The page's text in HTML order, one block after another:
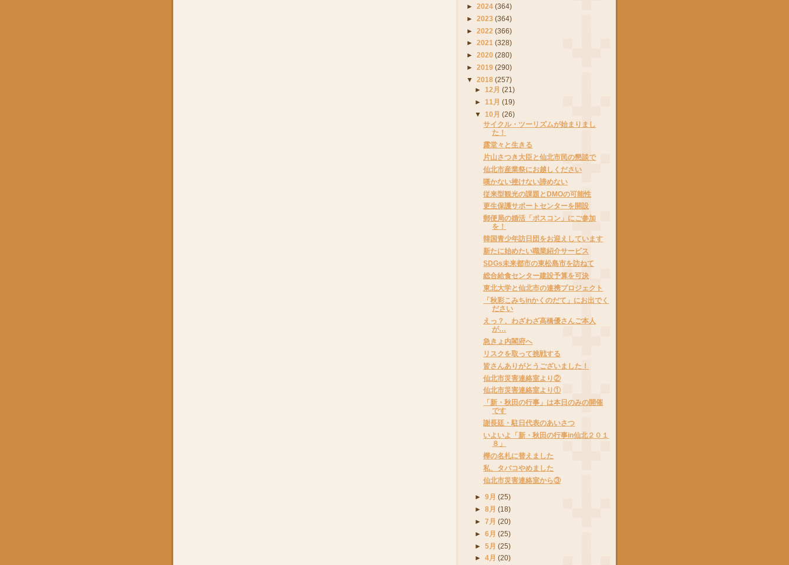
► 2024 (364)
► 2023 (364)
► 2022 (366)
► 2021 (328)
► 2020 (280)
► 2019 (290)
▼ 2018 (257)
► 12月(21)
► 11月(19)
▼ 10月(26)
サイクル・ツーリズムが始まりまし
た！
露堂々と生きる
片山さつき大臣と仙北市民の懇談で
仙北市産業祭にお越しください
嘆かない挫けない諦めない
従来型観光の課題とDMOの可能性
更生保護サポートセンターを開設
郵便局の婚活「ポスコン」にご参加
を！
韓国青少年訪日団をお迎えしています
新たに始めたい職業紹介サービス
SDGs未来都市の東松島市を訪ねて
総合給食センター建設予算を可決
東北大学と仙北市の連携プロジェクト
「秋彩こみちinかくのだて」にお出でく
ださい
えっ？、わざわざ高橋優さんご本人
が…
急きょ内閣府へ
リスクを取って挑戦する
皆さんありがとうございました！
仙北市災害連絡室より②
仙北市災害連絡室より①
「新・秋田の行事」は本日のみの開催
です
謝長廷・駐日代表のあいさつ
いよいよ「新・秋田の行事in仙北２０１
８」
樺の名札に替えました
私、タバコやめました
仙北市災害連絡室から③
►9月(25)
►8月(18)
►7月(20)
►6月(25)
►5月(25)
►4月(20)